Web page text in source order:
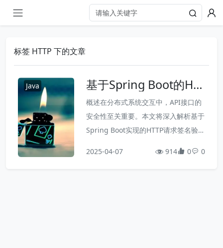
标签 HTTP 下的文章
Java
基于Spring Boot的HT
TP请求签名验证实现解
析
概述在分布式系统交互中，API接口的
安全性至关重要。本文将深入解析基于
Spring Boot实现的HTTP请求签名验证
求方式，提供时效性验证和数据完整性
2025-04-07 914 0 0